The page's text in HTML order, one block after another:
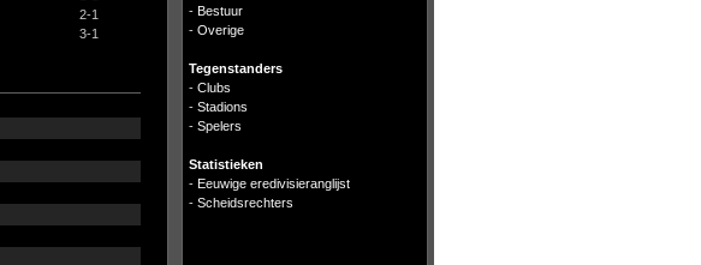
2-1
3-1
- Bestuur
- Overige
Tegenstanders
- Clubs
- Stadions
- Spelers
Statistieken
- Eeuwige eredivisieranglijst
- Scheidsrechters